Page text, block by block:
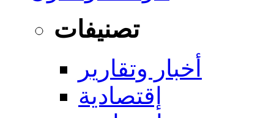
تصنيفات
أخبار وتقارير
إقتصادية